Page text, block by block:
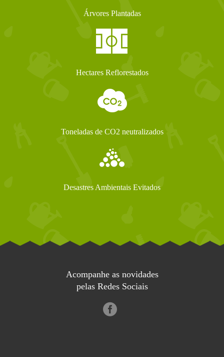
Árvores Plantadas
Hectares Reflorestados
Toneladas de CO2 neutralizados
Desastres Ambientais Evitados
Acompanhe as novidades
pelas Redes Sociais